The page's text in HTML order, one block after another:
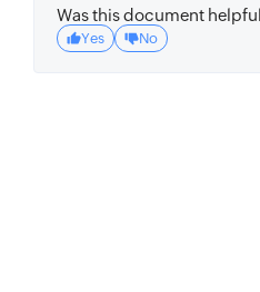
Was this document
Yes No